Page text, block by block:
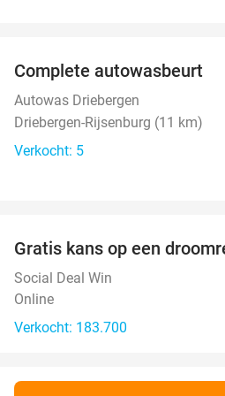
NEW
TODAY
Complete autowasbeurt
Autowas Driebergen
Driebergen-Rijsenburg (11 km)
Verkocht: 5
Gratis kans op een
Social Deal Win
Online
Verkocht: 183.700